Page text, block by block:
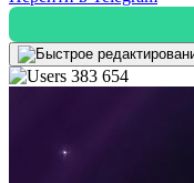
383 654